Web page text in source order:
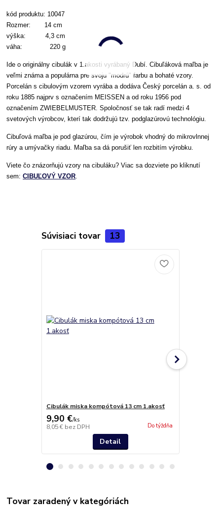
kód produktu: 10047
Rozmer: 14 cm
výška: 4,3 cm
váha: 220 g
Ide o originálny cibulák v 1.akosti vyrábaný Dubí. Cibuľáková maľba je
veľmi známa a populárna pre svoju "modrú" farbu a bohaté vzory.
Porcelán s cibulovým vzorem vyrába a dodáva Český porcelán a. s. od
roku 1885 najprv s označením MEISSEN a od roku 1956 pod
označením ZWIEBELMUSTER. Spoločnosť se tak radí medzi 4
svetových výrobcov, kterí tak dodržujú tzv. podglazúrovú technológiu.
Cibuľová maľba je pod glazúrou, čím je výrobok vhodný do mikrovlnnej
rúry a umývačky riadu. Maľba sa dá porušiť len rozbitím výrobku.
Viete čo znázorňujú vzory na cibuláku? Viac sa dozviete po kliknutí
sem:CIBUĽOVÝ VZOR.
Súvisiaci tovar 13
Cibulák miska kompótová 13 cm 1.akosť
9,90 €/ks
8,05 € bez DPH Do týždňa
Detail
Tovar zaradený v kategóriách